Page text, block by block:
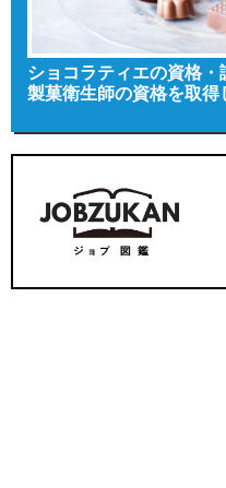
ショコラティエの資格
製菓衛生師の資格を取得